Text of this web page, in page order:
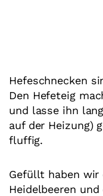
Hefeschnecken
Den Hefeteig
und lasse ihn
auf der Heizung)
fluffig.
Gefüllt haben wir
Heidelbeeren